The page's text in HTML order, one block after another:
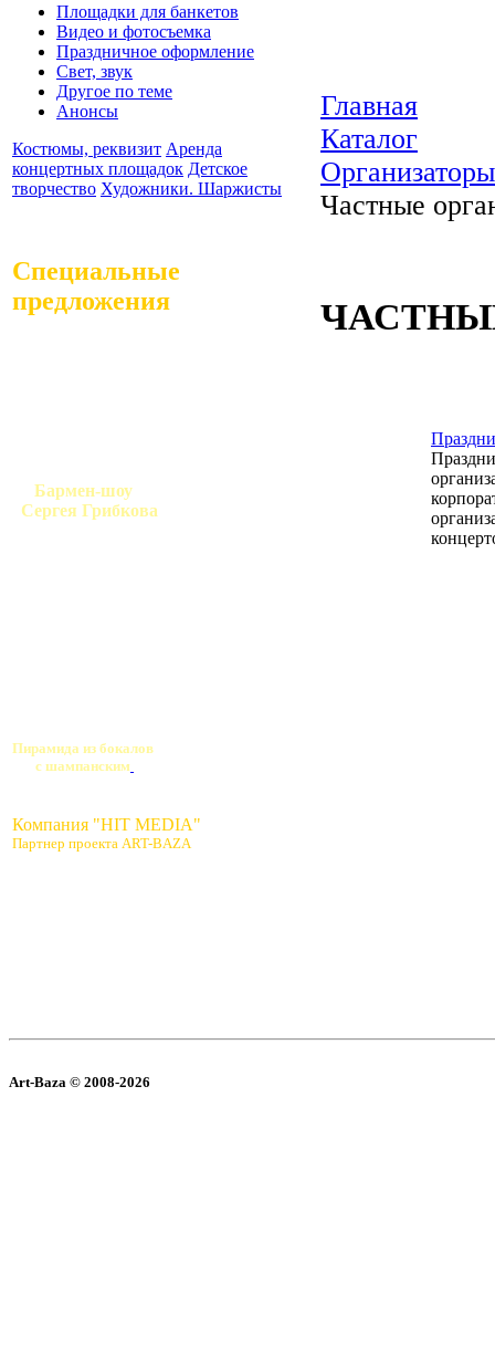
Площадки для банкетов
Видео и фотосъемка
Праздничное оформление
Свет, звук
Другое по теме
Анонсы
Костюмы, реквизит Аренда
концертных площадок Детское
творчество Художники. Шаржисты
Специальные
предложения
Бармен-шоу
Сергея Грибкова
Пирамида из бокалов
с шампанским
Компания "HIT MEDIA"
Партнер проекта ART-BAZA
Главная
Каталог
Организаторы
Частные
Art-Baza © 2008-2026